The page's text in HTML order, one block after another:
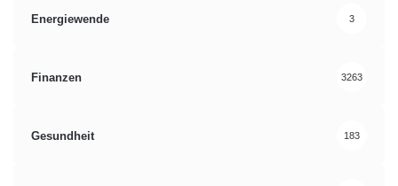
Energiewende 3
Finanzen 3263
Gesundheit 183